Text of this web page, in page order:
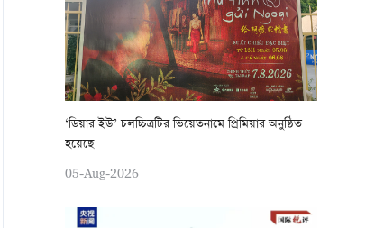
‘ডিয়ার ইউ’ চলচ্চিত্রটির ভিয়েতনামে প্রিমিয়ার অনুষ্ঠিত
হয়েছে
05-Aug-2026